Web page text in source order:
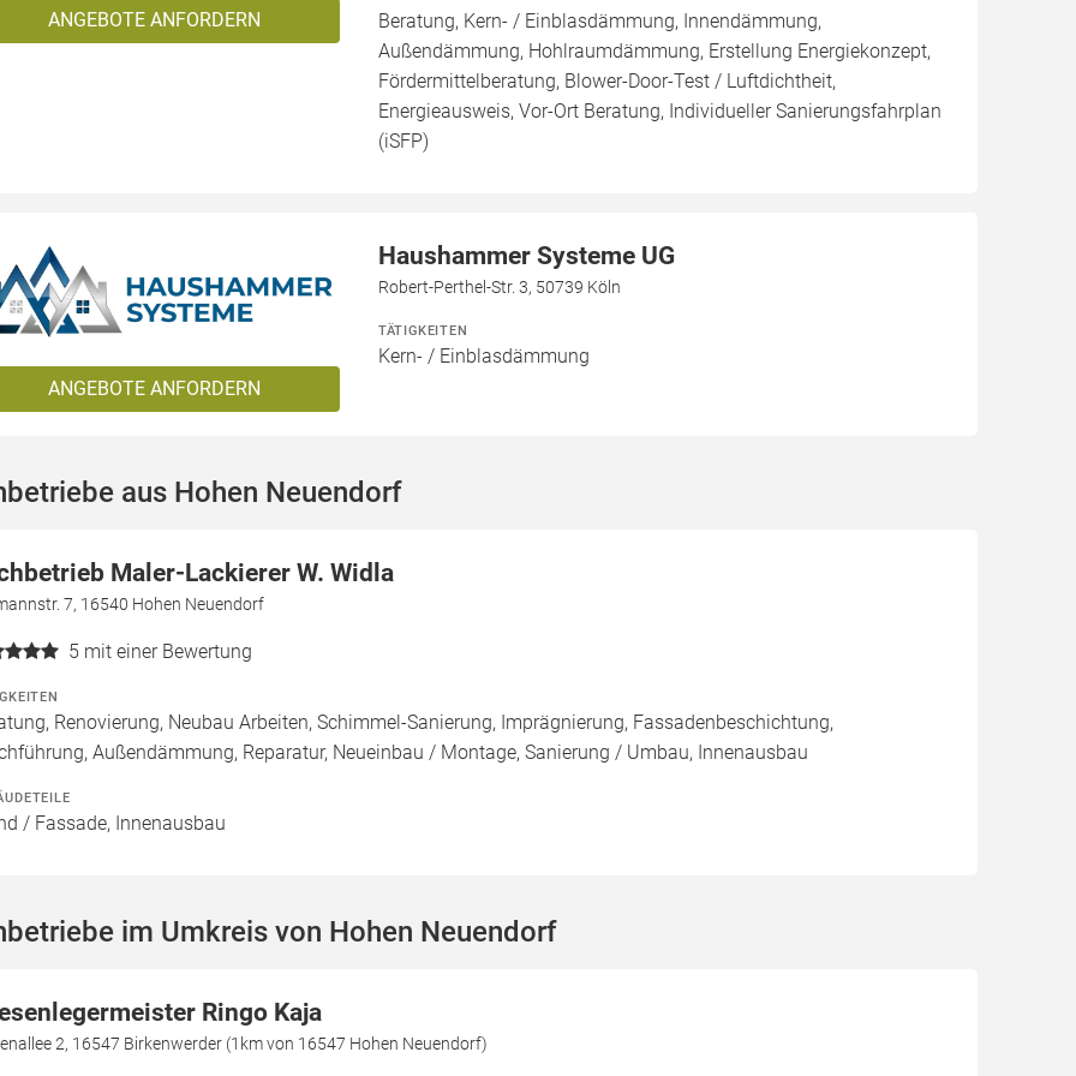
ANGEBOTE ANFORDERN
Beratung, Kern- / Einblasdämmung, Innendämmung,
Außendämmung, Hohlraumdämmung, Erstellung Energiekonzept,
Fördermittelberatung, Blower-Door-Test / Luftdichtheit,
Energieausweis, Vor-Ort Beratung, Individueller Sanierungsfahrplan
(iSFP)
ANGEBOTE ANFORDERN
Haushammer Systeme UG
Robert-Perthel-Str. 3, 50739 Köln
TÄTIGKEITEN
Kern- / Einblasdämmung
aus Hohen Neuendorf
Maler-Lackierer W. Widla
7, 16540 Hohen Neuendorf
5 mit einer Bewertung
Renovierung, Neubau Arbeiten, Schimmel-Sanierung, Imprägnierung, Fassadenbeschichtung,
Außendämmung, Reparatur, Neueinbau / Montage, Sanierung / Umbau, Innenausbau
/ Fassade, Innenausbau
im Umkreis von Hohen Neuendorf
Ringo Kaja
2, 16547 Birkenwerder (1km von 16547 Hohen Neuendorf)